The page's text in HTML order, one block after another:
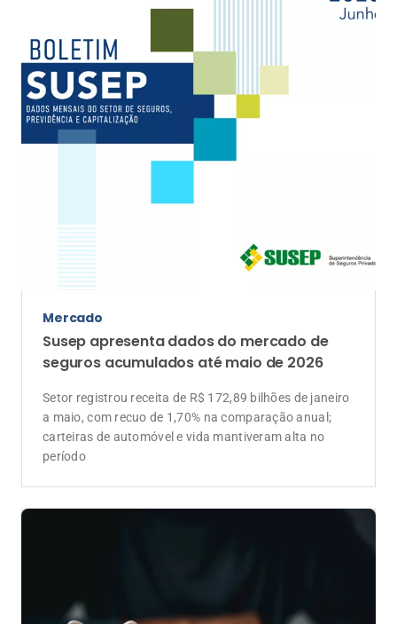
Mercado
Susep apresenta dados do mercado de
seguros acumulados até maio de 2026
Setor registrou receita de R$ 172,89 bilhões de janeiro
a maio, com recuo de 1,70% na comparação anual;
carteiras de automóvel e vida mantiveram alta no
período